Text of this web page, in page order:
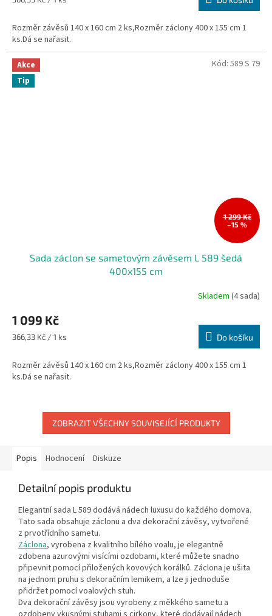
Rozměr závěsů 140 x 160 cm 2 ks,Rozměr záclony 400 x 155 cm 1
ks.Dá se nařasit.
Akce
Tip
1 299 Kč
–15 %
Sada záclon se sametovým závěsem L 589 šedá
400x155 cm
Skladem (4 sada)
1 099 Kč
Měrná
366,33 Kč / 1 ks Do košíku
Rozměr závěsů 140 x 160 cm 2 ks,Rozměr záclony 400 x 155 cm 1
ks.Dá se nařasit.
Kód: 589 S 79
ZOBRAZIT VŠECHNY SOUVISEJÍCÍ PRODUKTY
Popis Hodnocení Diskuze
Detailní popis produktu
Elegantní sada L 589 dodává nádech luxusu do každého domova.
Tato sada obsahuje záclonu a dva dekorační závěsy, vytvořené
z prvotřídního sametu.
Záclona, vyrobena z kvalitního bílého voalu, je elegantně
zdobena azurovými visícími ozdobami, které můžete snadno
připevnit pomocí přiložených kovových korálků. Záclona je ušita
na jednom pruhu s dekoračním lemikem, a lze ji jednoduše
přidržet pomocí voalových stuh.
Dva dekorační závěsy jsou vyrobeny z měkkého sametu a